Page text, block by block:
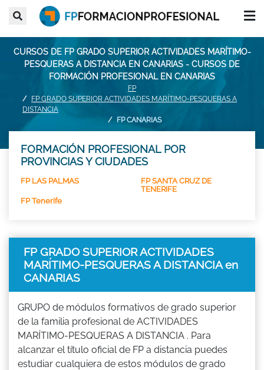
CURSOS DE FP GRADO SUPERIOR ACTIVIDADES MARÍTIMO-
PESQUERAS A DISTANCIA EN CANARIAS - CURSOS DE
FORMACIÓN PROFESIONAL EN CANARIAS
FP
FP GRADO SUPERIOR ACTIVIDADES MARÍTIMO-PESQUERAS A
DISTANCIA
FP CANARIAS
FORMACIÓN PROFESIONAL POR
PROVINCIAS Y CIUDADES
FP LAS PALMAS
FP SANTA CRUZ DE
TENERIFE
FP Tenerife
FP GRADO SUPERIOR ACTIVIDADES
MARÍTIMO-PESQUERAS A DISTANCIA en
CANARIAS
GRUPO de módulos formativos de grado superior
de la familia profesional de ACTIVIDADES
MARÍTIMO-PESQUERAS A DISTANCIA . Para
alcanzar el título oficial de FP a distancia puedes
estudiar cualquiera de estos módulos de grado